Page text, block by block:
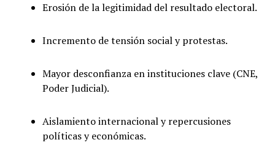
Erosión de la legitimidad del resultado electoral.
Incremento de tensión social y protestas.
Mayor desconfianza en instituciones clave (CNE,
Poder Judicial).
Aislamiento internacional y repercusiones
políticas y económicas.